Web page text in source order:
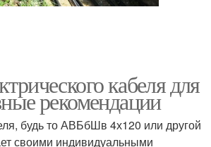
кабеля для
рекомендации
будь то АВБбШв 4х120 или другой
своими индивидуальными